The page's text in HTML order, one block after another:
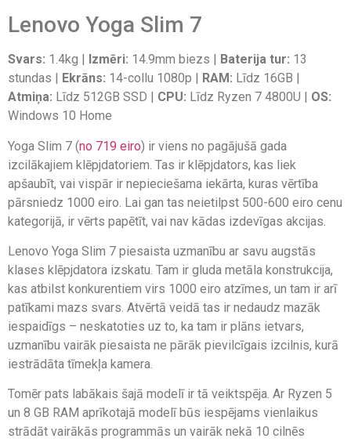
Lenovo Yoga Slim 7
Svars: 1.4kg | Izmēri: 14.9mm biezs | Baterija tur: 13
stundas | Ekrāns: 14-collu 1080p | RAM: Līdz 16GB |
Atmiņa: Līdz 512GB SSD | CPU: Līdz Ryzen 7 4800U | OS:
Windows 10 Home
Yoga Slim 7 (no 719 eiro) ir viens no pagājušā gada
izcilākajiem klēpjdatoriem. Tas ir klēpjdators, kas liek
apšaubīt, vai vispār ir nepieciešama iekārta, kuras vērtība
pārsniedz 1000 eiro. Lai gan tas neietilpst 500-600 eiro cenu
kategorijā, ir vērts papētīt, vai nav kādas izdevīgas akcijas.
Lenovo Yoga Slim 7 piesaista uzmanību ar savu augstās
klases klēpjdatora izskatu. Tam ir gluda metāla konstrukcija,
kas atbilst konkurentiem virs 1000 eiro atzīmes, un tam ir arī
patīkami mazs svars. Atvērtā veidā tas ir nedaudz mazāk
iespaidīgs – neskatoties uz to, ka tam ir plāns ietvars,
uzmanību vairāk piesaista ne pārāk pievilcīgais izcilnis, kurā
iestrādāta tīmekļa kamera.
Tomēr pats labākais šajā modelī ir tā veiktspēja. Ar Ryzen 5
un 8 GB RAM aprīkotajā modelī būs iespējams vienlaikus
strādāt vairākās programmās un vairāk nekā 10 cilnēs